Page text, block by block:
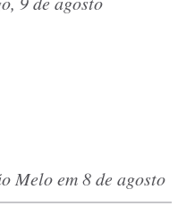
Melo em 8 de agosto